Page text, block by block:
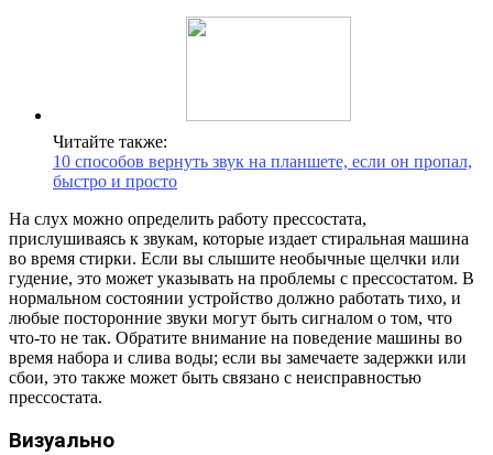
Читайте также:
10 способов вернуть звук на планшете, если он пропал,
быстро и просто
На слух можно определить работу прессостата,
прислушиваясь к звукам, которые издает стиральная машина
во время стирки. Если вы слышите необычные щелчки или
гудение, это может указывать на проблемы с прессостатом. В
нормальном состоянии устройство должно работать тихо, и
любые посторонние звуки могут быть сигналом о том, что
что-то не так. Обратите внимание на поведение машины во
время набора и слива воды; если вы замечаете задержки или
сбои, это также может быть связано с неисправностью
прессостата.
Визуально